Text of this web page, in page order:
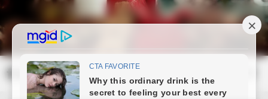
Skip
to
content
frissvilag.com